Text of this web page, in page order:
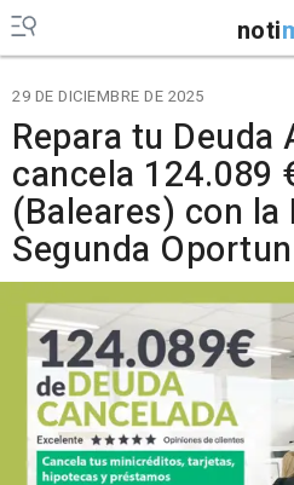
noti
29 DE DICIEMBRE DE 2025
Repara tu Deuda
cancela 124.089
(Baleares) con la
Segunda